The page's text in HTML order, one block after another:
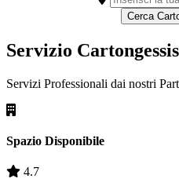
Cerca
Servizio
Servizi Professionali dai nostri
Spazio Disponibile
4.7